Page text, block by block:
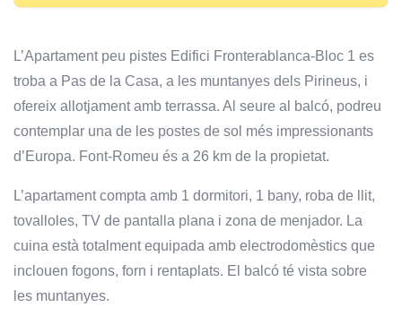
L’Apartament peu pistes Edifici Fronterablanca-Bloc 1 es
troba a Pas de la Casa, a les muntanyes dels Pirineus, i
ofereix allotjament amb terrassa. Al seure al balcó, podreu
contemplar una de les postes de sol més impressionants
d’Europa. Font-Romeu és a 26 km de la propietat.
L’apartament compta amb 1 dormitori, 1 bany, roba de llit,
tovalloles, TV de pantalla plana i zona de menjador. La
cuina està totalment equipada amb electrodomèstics que
inclouen fogons, forn i rentaplats. El balcó té vista sobre
les muntanyes.